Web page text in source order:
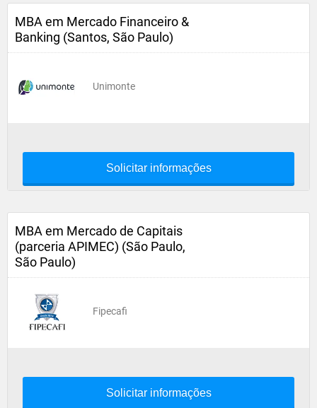
MBA em Mercado Financeiro &
Banking (Santos, São Paulo)
Unimonte
Solicitar informações
MBA em Mercado de Capitais
(parceria APIMEC) (São Paulo,
São Paulo)
Fipecafi
Solicitar informações